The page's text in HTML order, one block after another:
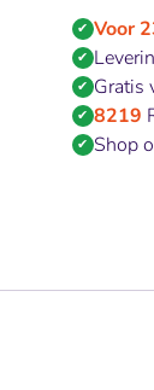
✔ Voor
✔
✔ Gratis
✔ 8219
✔ Shop